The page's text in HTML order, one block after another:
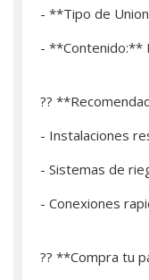
- **Tipo de
- **Contenido:**
??
- Instalaciones
- Sistemas de
- Conexiones
?? **­Compra tu